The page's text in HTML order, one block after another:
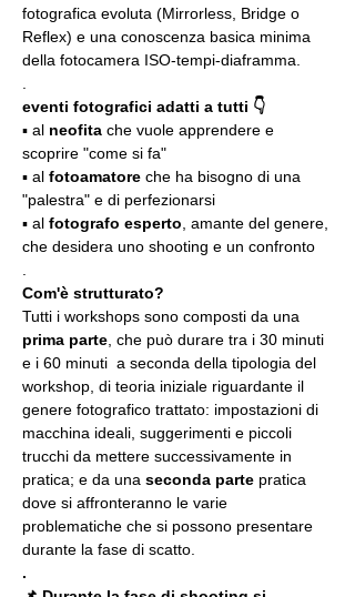
fotografica evoluta (Mirrorless, Bridge o
Reflex) e una conoscenza basica minima
della fotocamera ISO-tempi-diaframma.
eventi fotografici adatti a tutti 👇
▪️ al neofita che vuole apprendere e
scoprire "come si fa"
▪️ al fotoamatore che ha bisogno di una
"palestra" e di perfezionarsi
▪️ al fotografo esperto , amante del genere,
che desidera uno shooting e un confronto
Com'è strutturato?
Tutti i workshops sono composti da una
prima parte , che può durare tra i 30 minuti
e i 60 minuti  a seconda della tipologia del
workshop, di teoria iniziale riguardante il
genere fotografico trattato: impostazioni di
macchina ideali, suggerimenti e piccoli
trucchi da mettere successivamente in
pratica; e da una seconda parte pratica
dove si affronteranno le varie
problematiche che si possono presentare
durante la fase di scatto.
.